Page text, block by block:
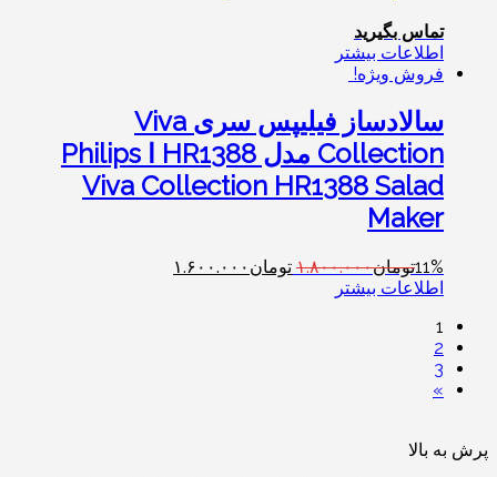
تماس بگیرید
اطلاعات بیشتر
فروش ویژه!
سالادساز فیلیپس سری Viva
Collection مدل HR1388 ا Philips
Viva Collection HR1388 Salad
Maker
11%تومان۱.۸۰۰.۰۰۰ تومان ۱.۶۰۰.۰۰۰
اطلاعات بیشتر
1
2
3
»
پرش به بالا